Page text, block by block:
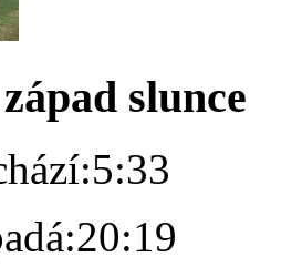
slunce
5:33
20:19